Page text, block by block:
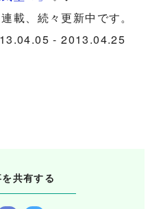
載、続々更新中です。
- 2013.04.25
共有する